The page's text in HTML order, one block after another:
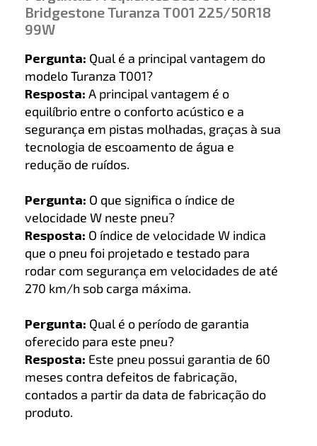
Bridgestone Turanza T001 225/50R18
99W
Pergunta: Qual é a principal vantagem do
modelo Turanza T001?
Resposta: A principal vantagem é o
equilíbrio entre o conforto acústico e a
segurança em pistas molhadas, graças à sua
tecnologia de escoamento de água e
redução de ruídos.
Pergunta: O que significa o índice de
velocidade W neste pneu?
Resposta: O índice de velocidade W indica
que o pneu foi projetado e testado para
rodar com segurança em velocidades de até
270 km/h sob carga máxima.
Pergunta: Qual é o período de garantia
oferecido para este pneu?
Resposta: Este pneu possui garantia de 60
meses contra defeitos de fabricação,
contados a partir da data de fabricação do
produto.